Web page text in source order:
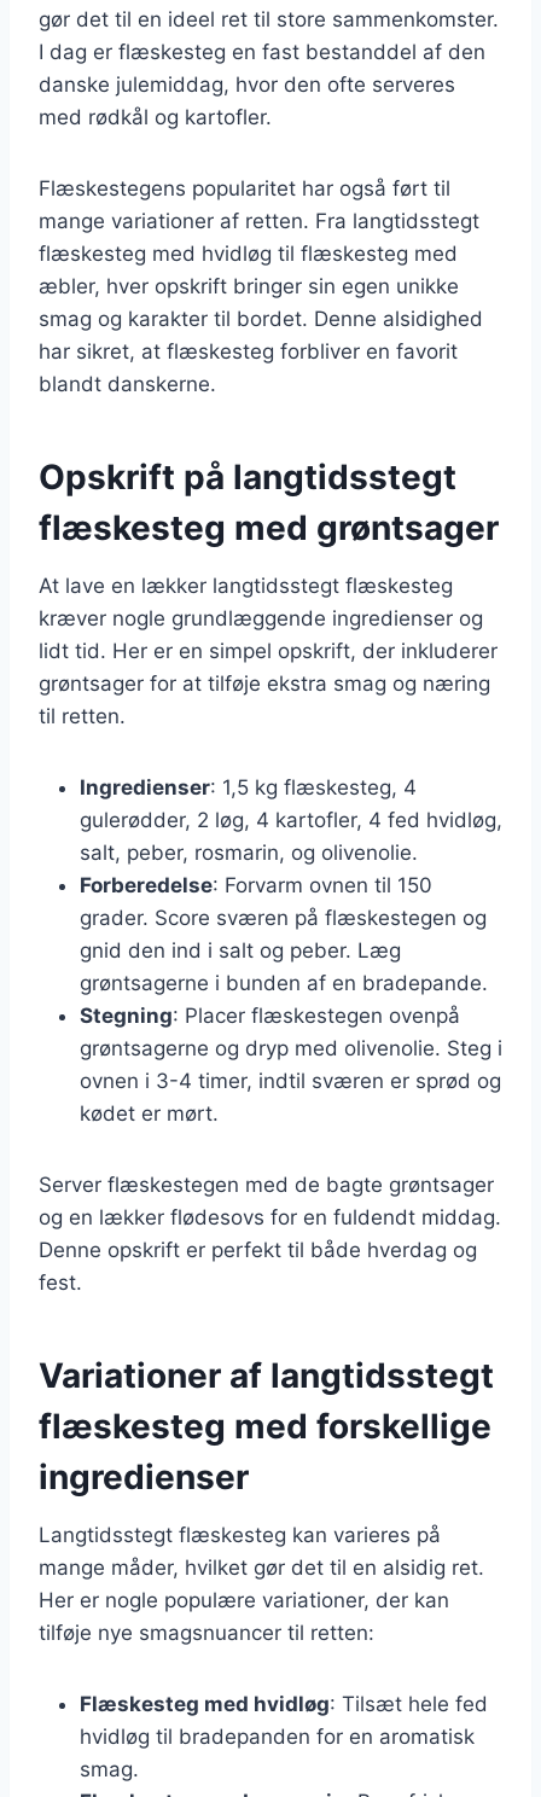
gør det til en ideel ret til store sammenkomster.
I dag er flæskesteg en fast bestanddel af den
danske julemiddag, hvor den ofte serveres
med rødkål og kartofler.
Flæskestegens popularitet har også ført til
mange variationer af retten. Fra langtidsstegt
flæskesteg med hvidløg til flæskesteg med
æbler, hver opskrift bringer sin egen unikke
smag og karakter til bordet. Denne alsidighed
har sikret, at flæskesteg forbliver en favorit
blandt danskerne.
Opskrift på langtidsstegt
flæskesteg med grøntsager
At lave en lækker langtidsstegt flæskesteg
kræver nogle grundlæggende ingredienser og
lidt tid. Her er en simpel opskrift, der inkluderer
grøntsager for at tilføje ekstra smag og næring
til retten.
Ingredienser: 1,5 kg flæskesteg, 4
gulerødder, 2 løg, 4 kartofler, 4 fed hvidløg,
salt, peber, rosmarin, og olivenolie.
Forberedelse: Forvarm ovnen til 150
grader. Score sværen på flæskestegen og
gnid den ind i salt og peber. Læg
grøntsagerne i bunden af en bradepande.
Stegning: Placer flæskestegen ovenpå
grøntsagerne og dryp med olivenolie. Steg i
ovnen i 3-4 timer, indtil sværen er sprød og
kødet er mørt.
Server flæskestegen med de bagte grøntsager
og en lækker flødesovs for en fuldendt middag.
Denne opskrift er perfekt til både hverdag og
fest.
Variationer af langtidsstegt
flæskesteg med forskellige
ingredienser
Langtidsstegt flæskesteg kan varieres på
mange måder, hvilket gør det til en alsidig ret.
Her er nogle populære variationer, der kan
tilføje nye smagsnuancer til retten:
Flæskesteg med hvidløg: Tilsæt hele fed
hvidløg til bradepanden for en aromatisk
smag.